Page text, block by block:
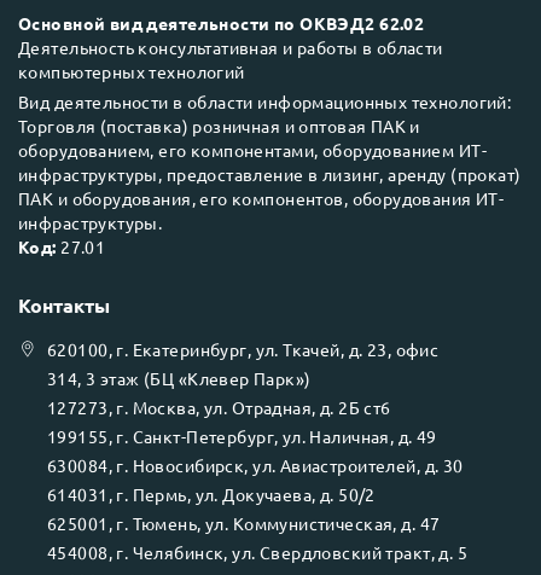
Основной вид деятельности по ОКВЭД2 62.02
Деятельность консультативная и работы в области
компьютерных технологий
Вид деятельности в области информационных технологий:
Торговля (поставка) розничная и оптовая ПАК и
оборудованием, его компонентами, оборудованием ИТ-
инфраструктуры, предоставление в лизинг, аренду (прокат)
ПАК и оборудования, его компонентов, оборудования ИТ-
инфраструктуры.
Код: 27.01
Контакты
620100, г. Екатеринбург, ул.Ткачей, д. 23, офис
314, 3 этаж (БЦ «Клевер Парк»)
127273, г. Москва, ул. Отрадная, д. 2Б ст6
199155, г. Санкт-Петербург, ул. Наличная, д. 49
630084, г. Новосибирск, ул. Авиастроителей, д. 30
614031 , г. Пермь, ул. Докучаева, д. 50/2
625001 , г. Тюмень, ул. Коммунистическая, д. 47
454008, г. Челябинск, ул. Свердловский тракт, д. 5